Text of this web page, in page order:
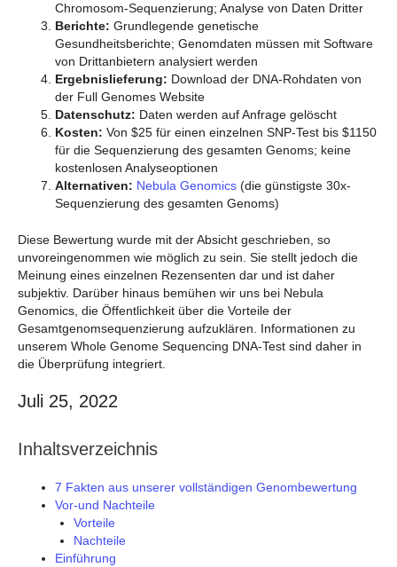
Chromosom-Sequenzierung; Analyse von Daten Dritter
Berichte: Grundlegende genetische
Gesundheitsberichte; Genomdaten müssen mit Software
von Drittanbietern analysiert werden
Ergebnislieferung: Download der DNA-Rohdaten von
der Full Genomes Website
Datenschutz: Daten werden auf Anfrage gelöscht
Kosten: Von $25 für einen einzelnen SNP-Test bis $1150
für die Sequenzierung des gesamten Genoms; keine
kostenlosen Analyseoptionen
Alternativen: Nebula Genomics (die günstigste 30x-
Sequenzierung des gesamten Genoms)
Diese Bewertung wurde mit der Absicht geschrieben, so
unvoreingenommen wie möglich zu sein. Sie stellt jedoch die
Meinung eines einzelnen Rezensenten dar und ist daher
subjektiv. Darüber hinaus bemühen wir uns bei Nebula
Genomics, die Öffentlichkeit über die Vorteile der
Gesamtgenomsequenzierung aufzuklären. Informationen zu
unserem Whole Genome Sequencing DNA-Test sind daher in
die Überprüfung integriert.
Juli 25, 2022
Inhaltsverzeichnis
7 Fakten aus unserer vollständigen Genombewertung
Vor-und Nachteile
Vorteile
Nachteile
Einführung